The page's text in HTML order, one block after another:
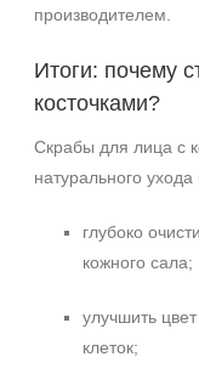
производителем.
Итоги: почему
косточками?
Скрабы для лица с
натурального
глубоко
кожного сала;
улучшить
клеток;